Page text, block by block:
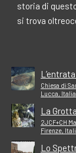
storia di
si trova
Chiesa di
Lucca, Italia
La
2JCF+CH
Firenze,
Lo